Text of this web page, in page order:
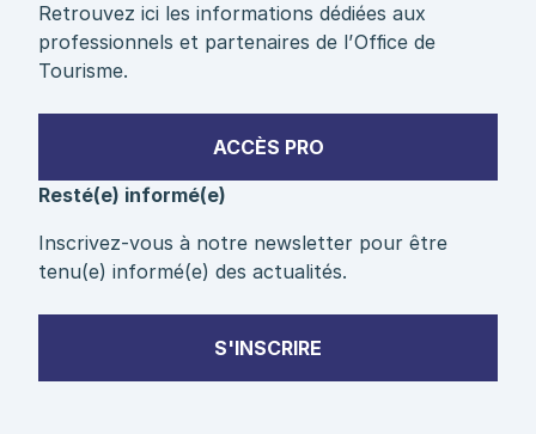
Retrouvez ici les informations dédiées aux
professionnels et partenaires de l’Office de
Tourisme.
ACCÈS PRO
Resté(e) informé(e)
Inscrivez-vous à notre newsletter pour être
tenu(e) informé(e) des actualités.
S'INSCRIRE